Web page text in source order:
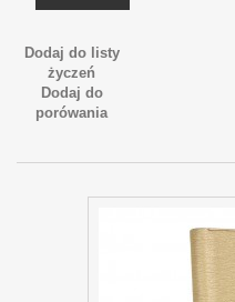
Dodaj do listy
życzeń
Dodaj do
porówania